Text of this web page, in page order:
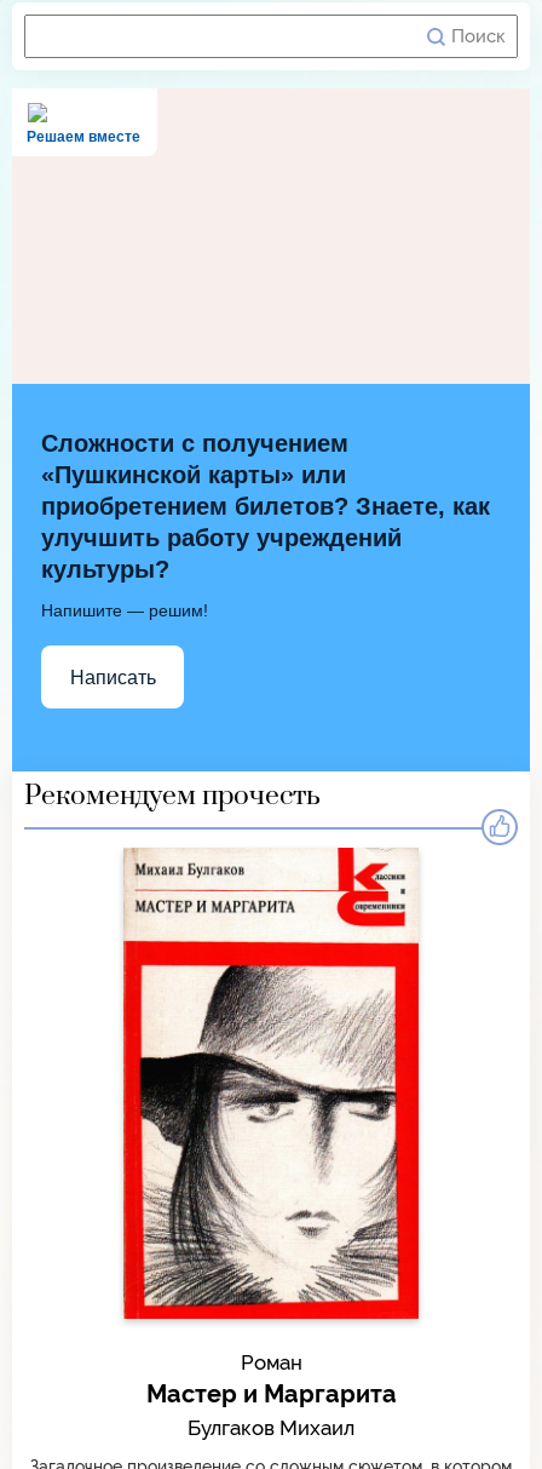
Решаем вместе
Сложности с получением
«Пушкинской карты» или
приобретением билетов? Знаете, как
улучшить работу учреждений
культуры?
Напишите — решим!
Написать
Рекомендуем прочесть
Роман
Мастер и Маргарита
Булгаков Михаил